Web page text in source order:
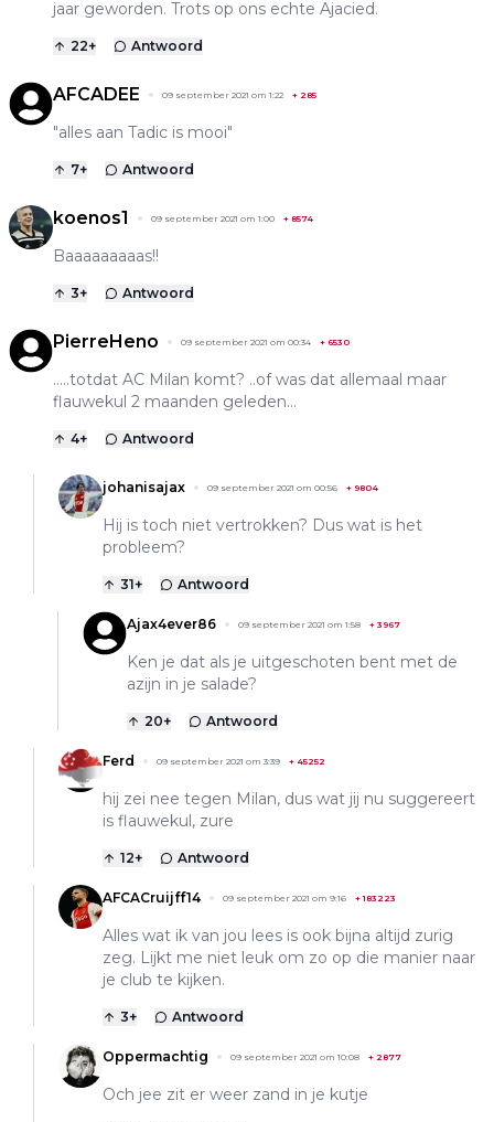
jaar geworden. Trots op ons echte Ajacied.
22+ Antwoord
AFCADEE 09 september 2021 om 1:22 + 285
"alles aan Tadic is mooi"
7+ Antwoord
koenos1 09 september 2021 om 1:00 + 8574
Baaaaaaaaas!!
3+ Antwoord
PierreHeno 09 september 2021 om 00:34 + 6530
.....totdat AC Milan komt? ..of was dat allemaal maar
flauwekul 2 maanden geleden...
4+ Antwoord
johanisajax 09 september 2021 om 00:56 + 9804
Hij is toch niet vertrokken? Dus wat is het
probleem?
31+ Antwoord
Ajax4ever86 09 september 2021 om 1:58 + 3967
Ken je dat als je uitgeschoten bent met de
azijn in je salade?
20+ Antwoord
Ferd 09 september 2021 om 3:39 + 45252
hij zei nee tegen Milan, dus wat jij nu suggereert
is flauwekul, zure
12+ Antwoord
AFCACruijff14 09 september 2021 om 9:16 +183223
Alles wat ik van jou lees is ook bijna altijd zurig
zeg. Lijkt me niet leuk om zo op die manier naar
je club te kijken.
3+ Antwoord
Oppermachtig 09 september 2021 om 10:08 + 2877
Och jee zit er weer zand in je kutje